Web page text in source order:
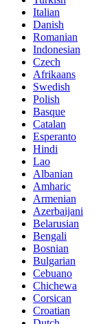
Italian
Danish
Romanian
Indonesian
Czech
Afrikaans
Swedish
Polish
Basque
Catalan
Esperanto
Hindi
Lao
Albanian
Amharic
Armenian
Azerbaijani
Belarusian
Bengali
Bosnian
Bulgarian
Cebuano
Chichewa
Corsican
Croatian